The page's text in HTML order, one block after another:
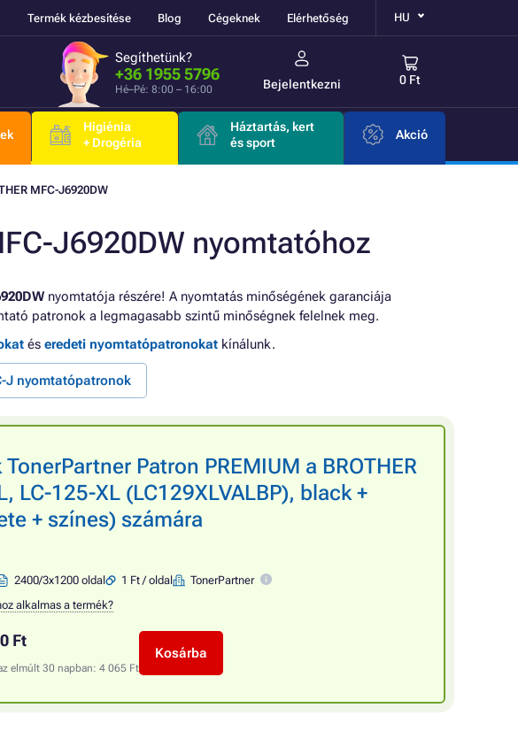
Termék kézbesítése Blog Cégeknek Elérhetőség HU
Segíthetünk?
+36 1955 5796
Hé–Pé: 8:00 – 16:00 Bejelentkezni 0 Ft
Higiénia
+ Drogéria
Háztartás, kert
és sport
Akció
MFC-J6920DW
J6920DW nyomtatóhoz
nyomtatója részére! A nyomtatás minőségének garanciája
patronok a legmagasabb szintű minőségnek felelnek meg.
és eredeti nyomtatópatronokat kínálunk.
J nyomtatópatronok
Patron PREMIUM a BROTHER
LC-125-XL (LC129XLVALBP), black +
+ színes) számára
2400/3x1200 oldal 1 Ft / oldal
TonerPartner
alkalmas a termék?
Ft
elmúlt 30 napban: 4 065 Ft
Kosárba